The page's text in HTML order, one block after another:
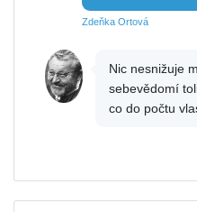
Zdeňka Ortová
Nic nesnižuje
sebevědomí
co do počtu